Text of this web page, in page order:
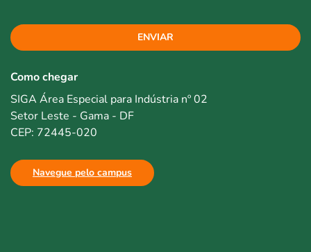
ENVIAR
Como chegar
SIGA Área Especial para Indústria nº 02
Setor Leste - Gama - DF
CEP: 72445-020
Navegue pelo campus